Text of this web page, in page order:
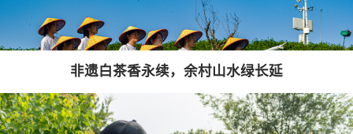
非遗白茶香永续，余村山水绿长延